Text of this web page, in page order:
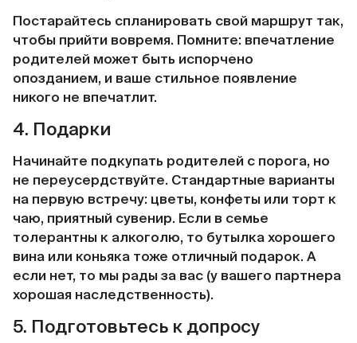
Постарайтесь спланировать свой маршрут так,
чтобы прийти вовремя. Помните: впечатление
родителей может быть испорчено
опозданием, и ваше стильное появление
никого не впечатлит.
4. Подарки
Начинайте подкупать родителей с порога, но
не переусердствуйте. Стандартные варианты
на первую встречу: цветы, конфеты или торт к
чаю, приятный сувенир. Если в семье
толерантны к алкоголю, то бутылка хорошего
вина или коньяка тоже отличный подарок. А
если нет, то мы рады за вас (у вашего партнера
хорошая наследственность).
5. Подготовьтесь к допросу